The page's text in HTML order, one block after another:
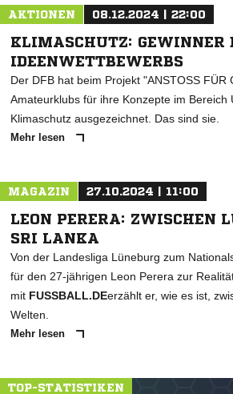
AKTIONEN 08.12.2024 | 22:00
KLIMASCHUTZ: GEWINNER
IDEENWETTBEWERBS
Der DFB hat beim Projekt "ANSTOSS FÜR
Amateurklubs für ihre Konzepte im Bereich
Klimaschutz ausgezeichnet. Das sind sie.
Mehr lesen
MAGAZIN 27.10.2024 | 11:00
LEON PERERA: ZWISCHEN
SRI LANKA
Von der Landesliga Lüneburg zum
für den 27-jährigen Leon Perera zur
mit FUSSBALL.DEerzählt er, wie es ist,
Welten.
Mehr lesen
TOP-STATISTIKEN